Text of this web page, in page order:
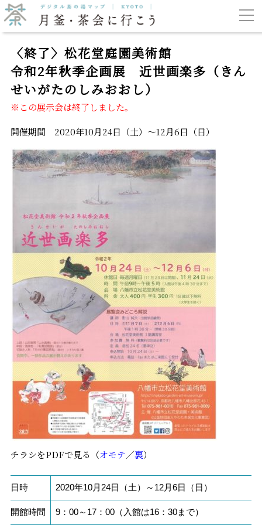
〈終了〉松花堂庭園美術館
令和2年秋季企画展 近世画楽多（きん
せいがたのしみおおし）
※この展示会は終了しました。
開催期間 2020年10月24日（土）～12月6日（日）
チラシをPDFで見る（オモテ／裏）
日時 2020年10月24日（土）～12月6日（日）
開館時間 9：00～17：00（入館は16：30まで）